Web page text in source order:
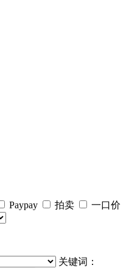
Paypay 拍卖 一口价
关键词：